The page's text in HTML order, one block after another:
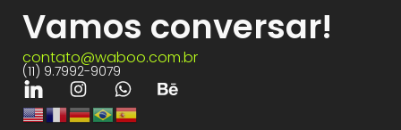
Vamos conversar!
contato@waboo.com.br
(11) 9.7992-9079